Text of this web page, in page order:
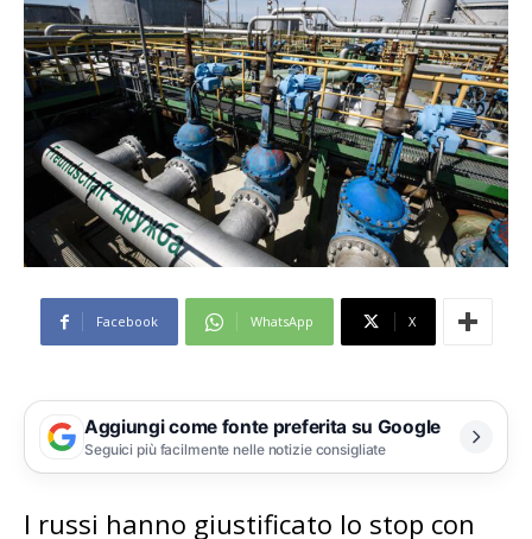
Facebook WhatsApp X
Aggiungi come fonte preferita su Google
Seguici più facilmente nelle notizie consigliate
I russi hanno giustificato lo stop con